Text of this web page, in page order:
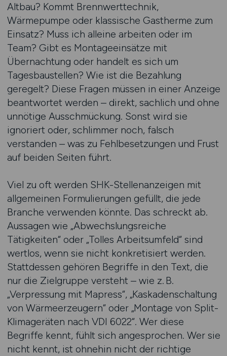
Altbau? Kommt Brennwerttechnik,
Wärmepumpe oder klassische Gastherme zum
Einsatz? Muss ich alleine arbeiten oder im
Team? Gibt es Montageeinsätze mit
Übernachtung oder handelt es sich um
Tagesbaustellen? Wie ist die Bezahlung
geregelt? Diese Fragen müssen in einer Anzeige
beantwortet werden – direkt, sachlich und ohne
unnötige Ausschmückung. Sonst wird sie
ignoriert oder, schlimmer noch, falsch
verstanden – was zu Fehlbesetzungen und Frust
auf beiden Seiten führt.
Viel zu oft werden SHK-Stellenanzeigen mit
allgemeinen Formulierungen gefüllt, die jede
Branche verwenden könnte. Das schreckt ab.
Aussagen wie „Abwechslungsreiche
Tätigkeiten“ oder „Tolles Arbeitsumfeld“ sind
wertlos, wenn sie nicht konkretisiert werden.
Stattdessen gehören Begriffe in den Text, die
nur die Zielgruppe versteht – wie z. B.
„Verpressung mit Mapress“, „Kaskadenschaltung
von Wärmeerzeugern“ oder „Montage von Split-
Klimageräten nach VDI 6022“. Wer diese
Begriffe kennt, fühlt sich angesprochen. Wer sie
nicht kennt, ist ohnehin nicht der richtige